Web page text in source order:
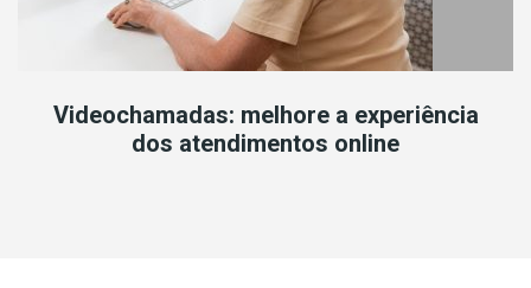
Videochamadas: melhore a experiência
dos atendimentos online